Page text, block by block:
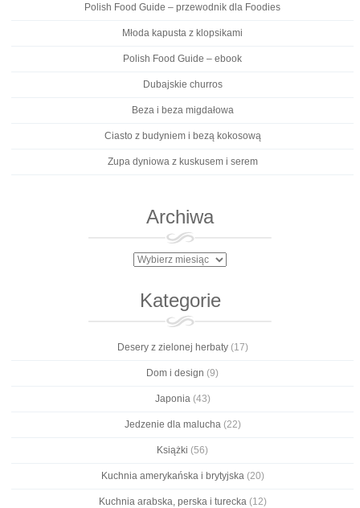
Polish Food Guide – przewodnik dla Foodies
Młoda kapusta z klopsikami
Polish Food Guide – ebook
Dubajskie churros
Beza i beza migdałowa
Ciasto z budyniem i bezą kokosową
Zupa dyniowa z kuskusem i serem
Archiwa
Archiwa
Kategorie
Desery z zielonej herbaty(17)
Dom i design (9)
Japonia(43)
Jedzenie dla malucha(22)
Książki (56)
Kuchnia amerykańska i brytyjska(20)
Kuchnia arabska, perska i turecka(12)